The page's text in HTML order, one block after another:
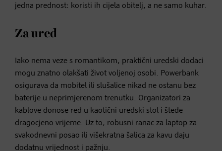
jedna prednost: koristi ih cijela obitelj, a ne samo kuhar.
Za ured
Iako nema veze s romantikom, praktični uredski dodaci
mogu znatno olakšati život voljenoj osobi. Powerbank
osigurava da mobitel ili slušalice nikad ne ostanu bez
baterije u neprimjerenom trenutku. Organizatori za
kablove donose red u kaotični uredski stol i štede
dragocjeno vrijeme. Uz to, robusni ranac za laptop za
svakodnevni posao ili višekratna šalica za kavu daju
dodatnu vrijednost i pažnju.